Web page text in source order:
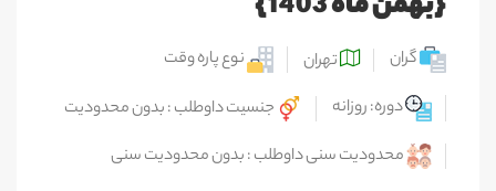
گران تهران
نوع پاره وقت
دوره: روزانه
جنسیت داوطلب : بدون محدودیت
محدودیت سنی داوطلب : بدون محدودیت سنی